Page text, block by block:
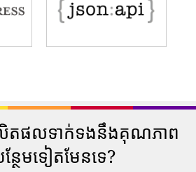
តផលទាក់ទងនឹងគុណភាព
ថែមទៀតមែនទេ?